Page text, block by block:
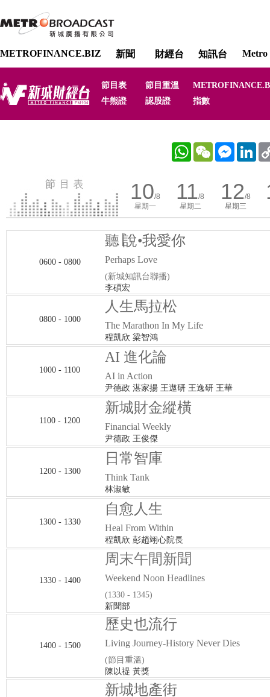
METROFINANCE.BIZ 新聞 財經台 知訊台 Metro
節目表 節目重溫
牛熊證
認股證 指數
WhatsAppWeChat Messenger
10/8
星期一
11/8
星期二
12/8
星期三
0600 - 0800
聽∣說•我愛你
Perhaps Love
(新城知訊台聯播)
李碩宏
0800 - 1000
人生馬拉松
The Marathon In My Life
程凱欣 梁智鴻
1000 - 1100
AI 進化論
AI in Action
尹德政 湛家揚 王遨研 王逸研 王華
1100 - 1200
新城財金縱橫
Financial Weekly
尹德政 王俊傑
1200 - 1300
日常智庫
Think Tank
林淑敏
1300 - 1330
自愈人生
Heal From Within
程凱欣 彭趙翊心院長
1330 - 1400
周末午間新聞
Weekend Noon Headlines
(1330 - 1345)
新聞部
1400 - 1500
歷史也流行
Living Journey-History Never Dies
(節目重溫)
陳以禔 黃獎
新城地產街